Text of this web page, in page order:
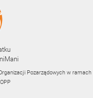
Pozarządowych w ramach